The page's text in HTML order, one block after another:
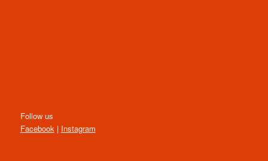
Follow us
Facebook| Instagram